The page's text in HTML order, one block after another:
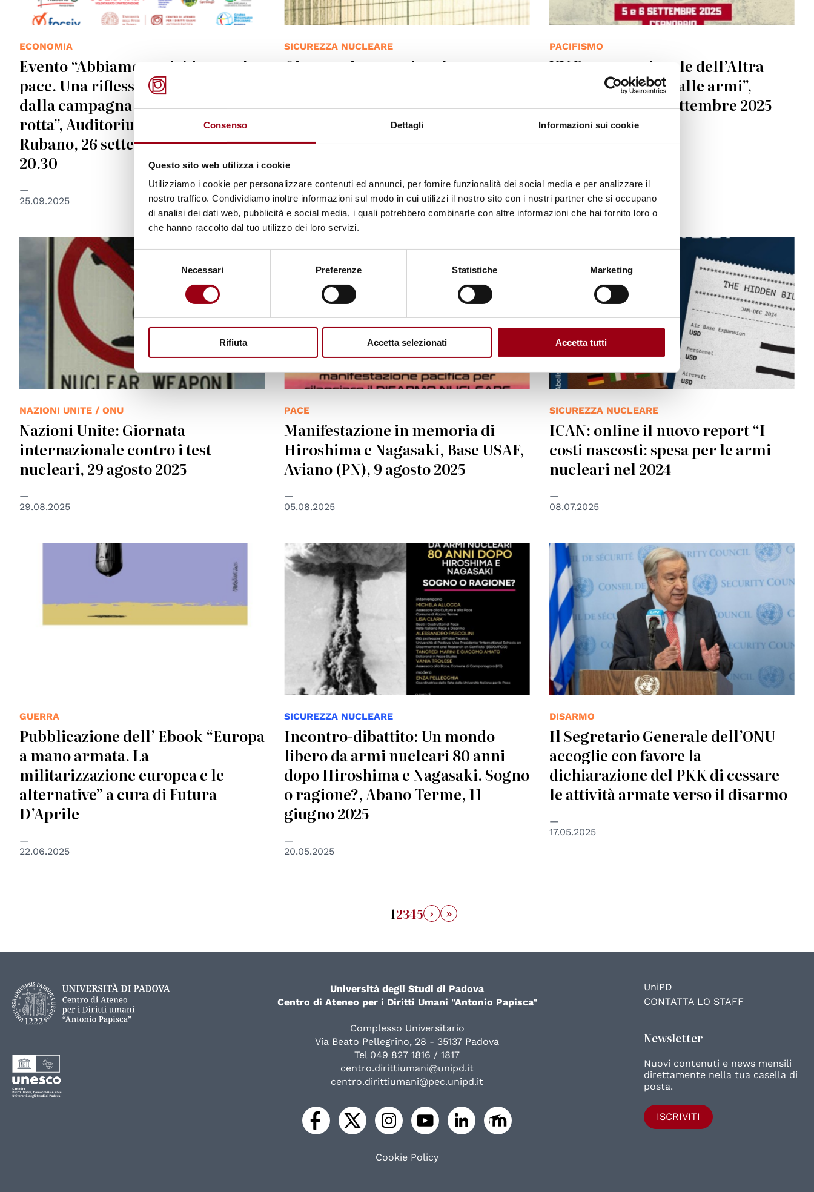
Consenso Dettagli Informazioni sui cookie
Questo sito web utilizza i cookie
Utilizziamo i cookie per personalizzare contenuti ed annunci, per fornire funzionalità dei social media e per analizzare il
nostro traffico. Condividiamo inoltre informazioni sul modo in cui utilizzi il nostro sito con i nostri partner che si occupano
di analisi dei dati web, pubblicità e social media, i quali potrebbero combinarle con altre informazioni che hai fornito loro o
che hanno raccolto dal tuo utilizzo dei loro servizi.
del
Necessari Preferenze Statistiche Marketing
Rifiuta Accetta selezionati Accetta tutti
ECONOMIA
Evento “Abbiamo un debito con la
pace. Una riflessione a partire
dalla campagna “Cambiare la
rotta”, Auditorium dell’Assunta di
Rubano, 26 settembre 2025 ore
20.30
25.09.2025
SICUREZZA NUCLEARE
Giornata internazionale per
nucleari - 26 settembre
25.09.2025
PACIFISMO
XV Forum nazionale dell’Altra
Cernobbio “Addio alle armi”,
Cernobbio, 5 e 6 settembre 2025
04.09.2025
© Campagna internazionale per la messa al bando delle
armi nucleari
NAZIONI UNITE / ONU
Nazioni Unite: Giornata
internazionale contro i test
nucleari, 29 agosto 2025
29.08.2025
PACE
Manifestazione in memoria di
Hiroshima e Nagasaki, Base USAF,
Aviano (PN), 9 agosto 2025
05.08.2025
SICUREZZA NUCLEARE
ICAN: online il nuovo report “I
costi nascosti: spesa per le armi
nucleari nel 2024
08.07.2025
GUERRA
Pubblicazione dell’ Ebook “Europa
a mano armata. La
militarizzazione europea e le
alternative” a cura di Futura
D’Aprile
22.06.2025
SICUREZZA NUCLEARE
Incontro-dibattito: Un mondo
libero da armi nucleari 80 anni
dopo Hiroshima e Nagasaki. Sogno
o ragione?, Abano Terme, 11
giugno 2025
20.05.2025
© UN Photo/Eskinder Debebe
DISARMO
Il Segretario Generale dell’ONU
accoglie con favore la
dichiarazione del PKK di cessare
le attività armate verso il disarmo
17.05.2025
12345 › »
UniPD
CONTATTA LO STAFF
Newsletter
Nuovi contenuti e news mensili
direttamente nella tua casella di
posta.
ISCRIVITI
Università degli Studi di Padova
Centro di Ateneo per i Diritti Umani "Antonio Papisca"
Complesso Universitario
Via Beato Pellegrino, 28 - 35137 Padova
Tel 049 827 1816 / 1817
centro.dirittiumani@unipd.it
centro.dirittiumani@pec.unipd.it
Cookie Policy